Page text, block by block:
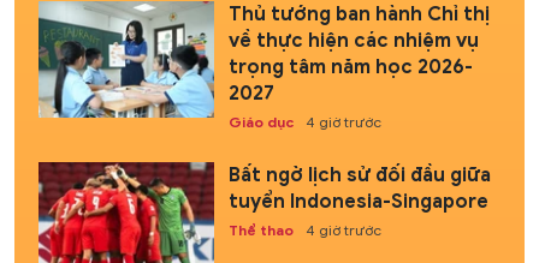
Thủ tướng ban hành Chỉ thị
về thực hiện các nhiệm vụ
trọng tâm năm học 2026-
2027
Giáo dục 4 giờ trước
Bất ngờ lịch sử đối đầu giữa
tuyển Indonesia-Singapore
Thể thao 4 giờ trước